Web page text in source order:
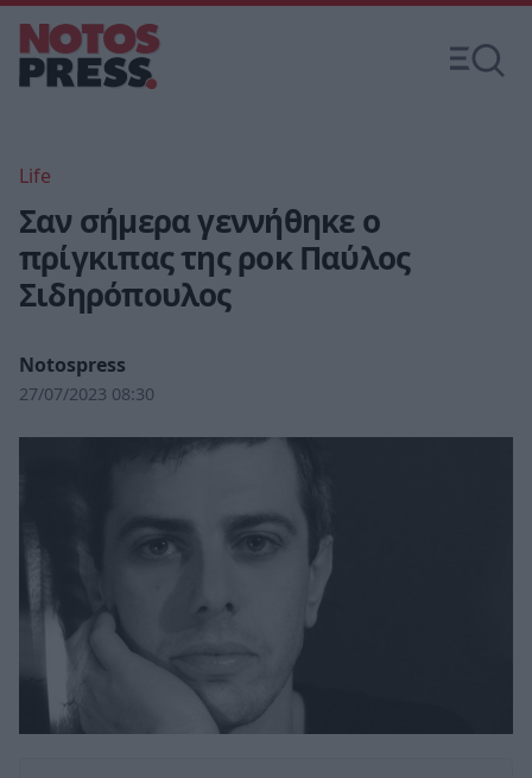
Life
Σαν σήμερα γεννήθηκε ο
πρίγκιπας της ροκ Παύλος
Σιδηρόπουλος
Notospress
27/07/2023 08:30